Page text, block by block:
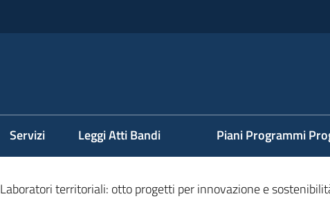
Servizi Leggi Atti Bandi Piani Programmi
Laboratori territoriali: otto progetti per innovazione e